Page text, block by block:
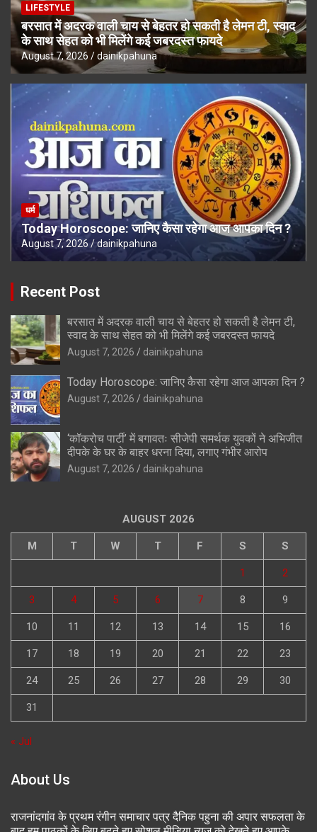
LIFESTYLE
बरसात में अदरक वाली चाय से बेहतर हो सकती है लेमन टी, स्वाद
के साथ सेहत को भी मिलेंगे कई जबरदस्त फायदे
August 7, 2026 dainikpahuna
धर्म
Today Horoscope: जानिए कैसा रहेगा आज आपका दिन ?
August 7, 2026 dainikpahuna
Recent Post
बरसात में अदरक वाली चाय से बेहतर हो सकती है लेमन टी,
स्वाद के साथ सेहत को भी मिलेंगे कई जबरदस्त फायदे
August 7, 2026 dainikpahuna
Today Horoscope: जानिए कैसा रहेगा आज आपका दिन ?
August 7, 2026 dainikpahuna
‘कॉकरोच पार्टी’ में बगावतः सीजेपी समर्थक युवकों ने अभिजीत
दीपके के घर के बाहर धरना दिया, लगाए गंभीर आरोप
August 7, 2026 dainikpahuna
AUGUST 2026
M T W T F S S
1 2
3 4 5 6 7 8 9
10 11 12 13 14 15 16
17 18 19 20 21 22 23
24 25 26 27 28 29 30
31
« Jul
About Us
राजनांदगांव के प्रथम रंगीन समाचार पत्र दैनिक पहुना की अपार सफलता के